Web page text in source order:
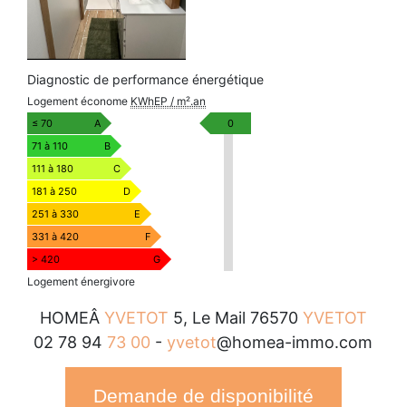
Diagnostic de performance énergétique
Diagnostic
de
performance
énergétique
Logement économe KWhEP / m².an
≤ 70
A
71 à 110
B
111 à 180
C
181 à 250
D
251 à 330
E
331 à 420
F
> 420
G
0KWhEP
Logement énergivore
HOMEÂ YVETOT 5, Le Mail 76570 YVETOT
02 78 94 73 00 - yvetot@homea-immo.com
Demande de disponibilité